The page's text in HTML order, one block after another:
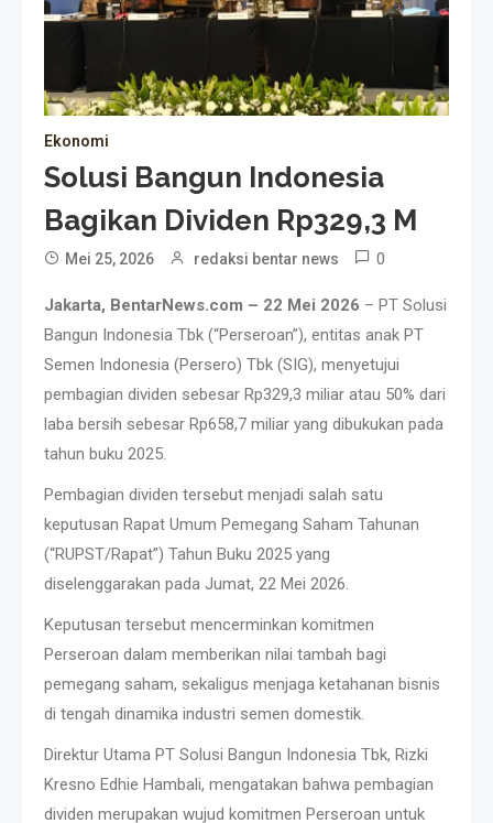
Ekonomi
Solusi Bangun Indonesia
Bagikan Dividen Rp329,3 M
Mei 25, 2026 redaksi bentar news 0
Jakarta, BentarNews.com – 22 Mei 2026 – PT Solusi
Bangun Indonesia Tbk (“Perseroan”), entitas anak PT
Semen Indonesia (Persero) Tbk (SIG), menyetujui
pembagian dividen sebesar Rp329,3 miliar atau 50% dari
laba bersih sebesar Rp658,7 miliar yang dibukukan pada
tahun buku 2025.
Pembagian dividen tersebut menjadi salah satu
keputusan Rapat Umum Pemegang Saham Tahunan
(“RUPST/Rapat”) Tahun Buku 2025 yang
diselenggarakan pada Jumat, 22 Mei 2026.
Keputusan tersebut mencerminkan komitmen
Perseroan dalam memberikan nilai tambah bagi
pemegang saham, sekaligus menjaga ketahanan bisnis
di tengah dinamika industri semen domestik.
Direktur Utama PT Solusi Bangun Indonesia Tbk, Rizki
Kresno Edhie Hambali, mengatakan bahwa pembagian
dividen merupakan wujud komitmen Perseroan untuk